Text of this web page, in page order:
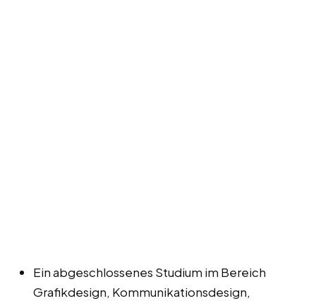
Ein abgeschlossenes Studium im Bereich
Grafikdesign, Kommunikationsdesign,